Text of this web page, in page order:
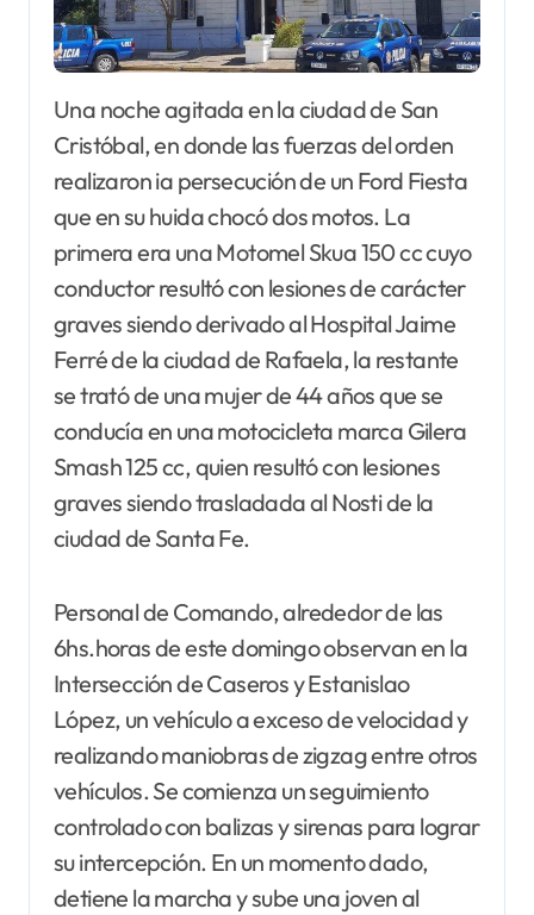
Una noche agitada en la ciudad de San
Cristóbal, en donde las fuerzas del orden
realizaron ia persecución de un Ford Fiesta
que en su huida chocó dos motos. La
primera era una Motomel Skua 150 cc cuyo
conductor resultó con lesiones de carácter
graves siendo derivado al Hospital Jaime
Ferré de la ciudad de Rafaela, la restante
se trató de una mujer de 44 años que se
conducía en una motocicleta marca Gilera
Smash 125 cc, quien resultó con lesiones
graves siendo trasladada al Nosti de la
ciudad de Santa Fe.
Personal de Comando, alrededor de las
6hs.horas de este domingo observan en la
Intersección de Caseros y Estanislao
López, un vehículo a exceso de velocidad y
realizando maniobras de zigzag entre otros
vehículos. Se comienza un seguimiento
controlado con balizas y sirenas para lograr
su intercepción. En un momento dado,
detiene la marcha y sube una joven al